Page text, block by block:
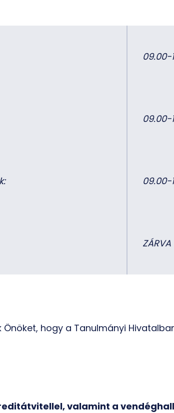
09.00-
09.00-
09.00-
ZÁRVA
Önöket, hogy a Tanulmányi
valamint a